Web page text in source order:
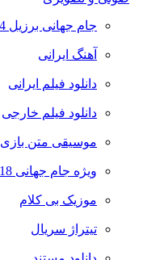
جام جهانی برزیل 2014
آهنگ ایرانی
دانلود فیلم ایرانی
دانلود فیلم خارجی
موسیقی متن بازی و فیلم
ویژه جام جهانی 2018 روسیه
موزیک بی کلام
تیتراژ سریال